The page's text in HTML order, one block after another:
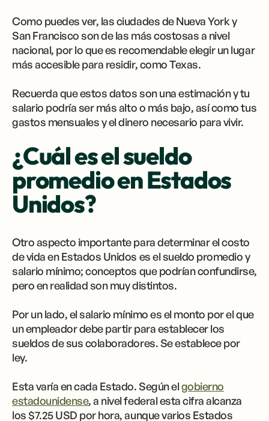
Como puedes ver, las ciudades de Nueva York y
San Francisco son de las más costosas a nivel
nacional, por lo que es recomendable elegir un lugar
más accesible para residir, como Texas.
Recuerda que estos datos son una estimación y tu
salario podría ser más alto o más bajo, así como tus
gastos mensuales y el dinero necesario para vivir.
¿Cuál es el sueldo
promedio en Estados
Unidos?
Otro aspecto importante para determinar el costo
de vida en Estados Unidos es el sueldo promedio y
salario mínimo; conceptos que podrían confundirse,
pero en realidad son muy distintos.
Por un lado, el salario mínimo es el monto por el que
un empleador debe partir para establecer los
sueldos de sus colaboradores. Se establece por
ley.
Esta varía en cada Estado. Según elgobierno
estadounidense, a nivel federal esta cifra alcanza
los $7.25 USD por hora, aunque varios Estados